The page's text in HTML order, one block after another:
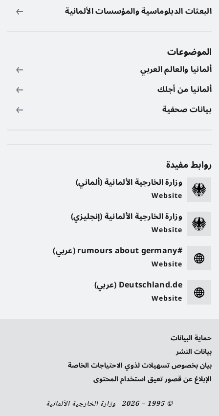
البعثات الدبلوماسية والمؤسسات الألمانية
الموضوعات
ألمانيا والعالم العربي
ألمانيا من أجلك
بيانات صحفية
روابط مفيدة
وزارة الخارجية الألمانية (ألماني)
Website
وزارة الخارجية الألمانية (إنجليزي)
Website
#rumours about germany (عربي)
Website
Deutschland.de (عربي)
Website
حماية البيانات
بيانات النشر
بيان بخصوص تسهيلات لذوي الاحتياجات الخاصة
الإبلاغ عن قصور تعيق استخدام المحتوى
© 1995 – 2026 وزارة الخارجية الألمانية